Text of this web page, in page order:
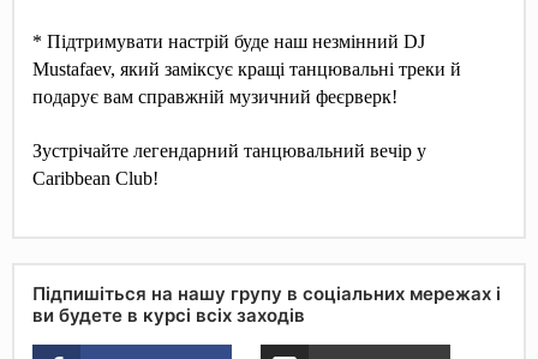
* Підтримувати настрій буде наш незмінний DJ
Mustafaev, який заміксує кращі танцювальні треки й
подарує вам справжній музичний феєрверк!
Зустрічайте легендарний танцювальний вечір у
Caribbean Club!
Підпишіться на нашу групу в соціальних мережах і
ви будете в курсі всіх заходів